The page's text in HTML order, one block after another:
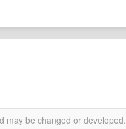
may be changed or developed.